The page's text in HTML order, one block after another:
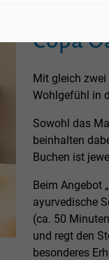
Copa
Mit gleich zwei
Wohlgefühl in
Sowohl das
beinhalten
Buchen ist
Beim Angebot
ayurvedische
(ca. 50
und regt den
besonderes